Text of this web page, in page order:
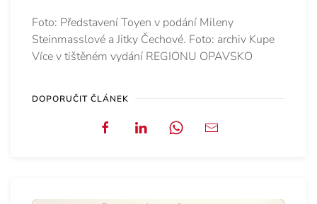
Foto: Představení Toyen v podání Mileny
Steinmasslové a Jitky Čechové. Foto: archiv Kupe
Více v tištěném vydání REGIONU OPAVSKO
DOPORUČIT ČLÁNEK